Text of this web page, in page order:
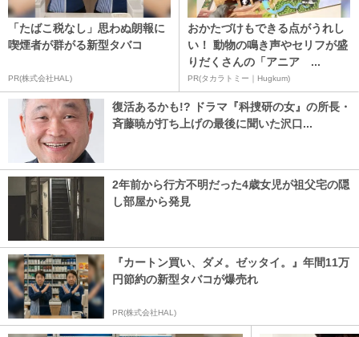
「たばこ税なし」思わぬ朗報に
喫煙者が群がる新型タバコ
PR(株式会社HAL)
おかたづけもできる点がうれし
い！ 動物の鳴き声やセリフが盛
りだくさんの「アニア ...
PR(タカラトミー｜Hugkum)
復活あるかも!? ドラマ『科捜研の女』の所長・
斉藤暁が打ち上げの最後に聞いた沢口...
2年前から行方不明だった4歳女児が祖父宅の隠
し部屋から発見
『カートン買い、ダメ。ゼッタイ。』年間11万
円節約の新型タバコが爆売れ
PR(株式会社HAL)